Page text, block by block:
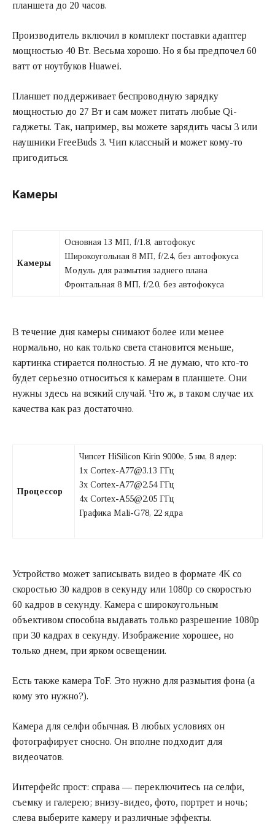
планшета до 20 часов.
Производитель включил в комплект поставки адаптер
мощностью 40 Вт. Весьма хорошо. Но я бы предпочел 60
ватт от ноутбуков Huawei.
Планшет поддерживает беспроводную зарядку
мощностью до 27 Вт и сам может питать любые Qi-
гаджеты. Так, например, вы можете зарядить часы 3 или
наушники FreeBuds 3. Чип классный и может кому-то
пригодиться.
Камеры
Камеры
Основная 13 МП, f/1.8, автофокус
Широкоугольная 8 МП, f/2.4, без автофокуса
Модуль для размытия заднего плана
Фронтальная 8 МП, f/2.0, без автофокуса
В течение дня камеры снимают более или менее
нормально, но как только света становится меньше,
картинка стирается полностью. Я не думаю, что кто-то
будет серьезно относиться к камерам в планшете. Они
нужны здесь на всякий случай. Что ж, в таком случае их
качества как раз достаточно.
Процессор
Чипсет HiSilicon Kirin 9000e, 5 нм, 8 ядер:
1x Cortex-A77@3.13 ГГц
3x Cortex-A77@2.54 ГГц
4x Cortex-A55@2.05 ГГц
Графика Mali-G78, 22 ядра
Устройство может записывать видео в формате 4K со
скоростью 30 кадров в секунду или 1080p со скоростью
60 кадров в секунду. Камера с широкоугольным
объективом способна выдавать только разрешение 1080p
при 30 кадрах в секунду. Изображение хорошее, но
только днем, при ярком освещении.
Есть также камера ToF. Это нужно для размытия фона (а
кому это нужно?).
Камера для селфи обычная. В любых условиях он
фотографирует сносно. Он вполне подходит для
видеочатов.
Интерфейс прост: справа — переключитесь на селфи,
съемку и галерею; внизу-видео, фото, портрет и ночь;
слева выберите камеру и различные эффекты.